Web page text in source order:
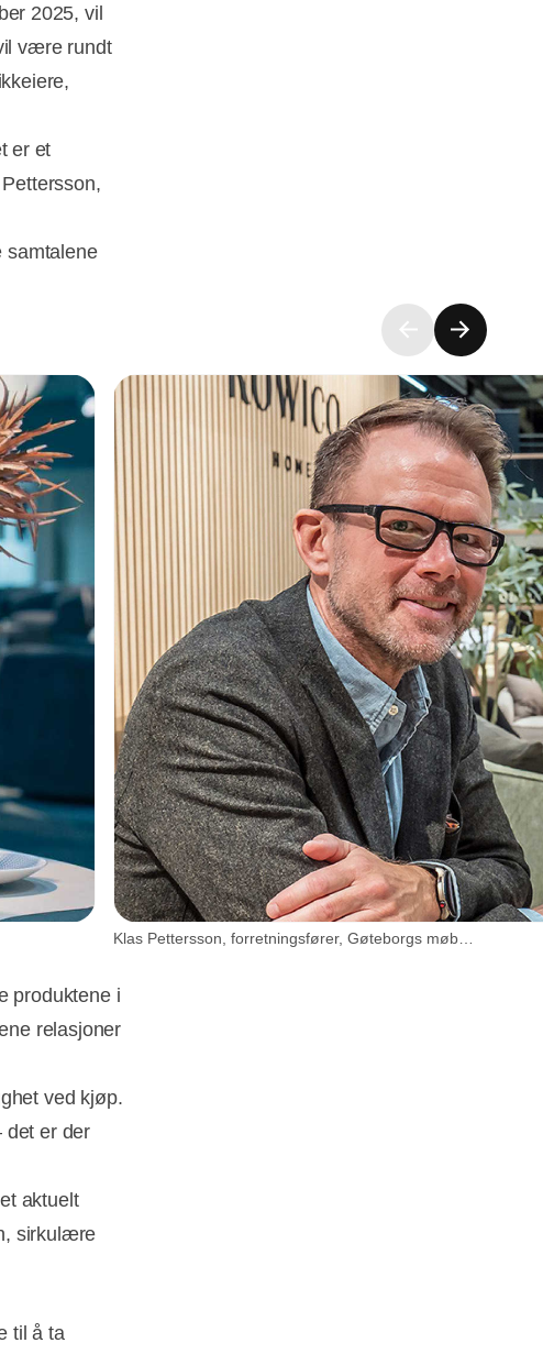
2025, vil
være rundt
er et
samtalene
Klas Pettersson, forretningsfører, Gøteborgs møbelmesse. Foto: Svenska Mässan Gothia Towers
produktene i
relasjoner
ved kjøp.
det er der
aktuelt
sirkulære
til å ta